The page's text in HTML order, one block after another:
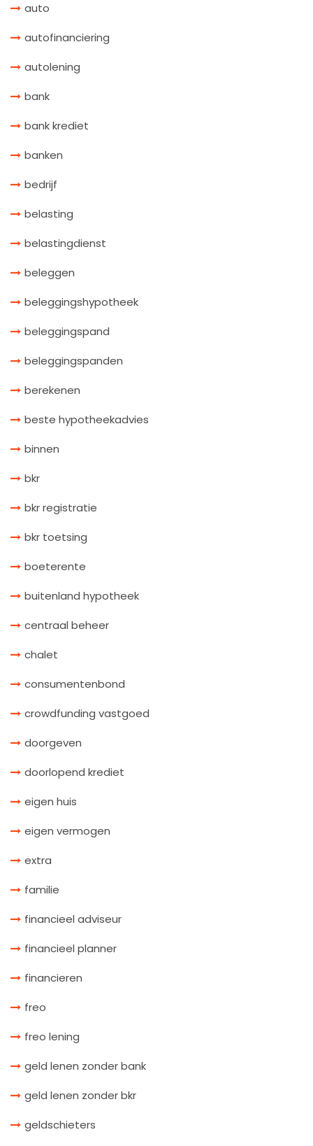
auto
autofinanciering
autolening
bank
bank krediet
banken
bedrijf
belasting
belastingdienst
beleggen
beleggingshypotheek
beleggingspand
beleggingspanden
berekenen
beste hypotheekadvies
binnen
bkr
bkr registratie
bkr toetsing
boeterente
buitenland hypotheek
centraal beheer
chalet
consumentenbond
crowdfunding vastgoed
doorgeven
doorlopend krediet
eigen huis
eigen vermogen
extra
familie
financieel adviseur
financieel planner
financieren
freo
freo lening
geld lenen zonder bank
geld lenen zonder bkr
geldschieters